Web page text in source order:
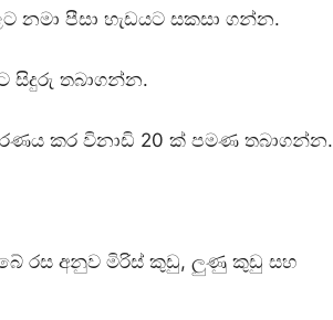
නමා පීසා හැඩයට සකසා ගන්න.
සිදුරු තබාගන්න.
කර විනාඩි 20 ක් පමණ තබාගන්න.
රස අනුව මිරිස් කුඩු, ලුණු කුඩු සහ